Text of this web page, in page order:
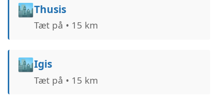
🏙️Thusis
Tæt på • 15 km
🏙️Igis
Tæt på • 15 km